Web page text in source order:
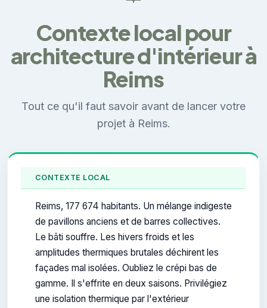
Contexte local pour
architecture d'intérieur à
Reims
Tout ce qu'il faut savoir avant de lancer votre
projet à Reims.
CONTEXTE LOCAL
Reims, 177 674 habitants. Un mélange indigeste
de pavillons anciens et de barres collectives.
Le bâti souffre. Les hivers froids et les
amplitudes thermiques brutales déchirent les
façades mal isolées. Oubliez le crépi bas de
gamme. Il s'effrite en deux saisons. Privilégiez
une isolation thermique par l'extérieur